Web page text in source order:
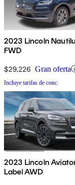
2023 Lincoln
FWD
$29,226 Gran oferta
Incluye tarifas de conc.
2023 Lincoln
Label AWD